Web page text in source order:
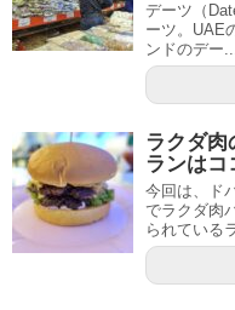
デーツ（
ーツ。UAE
ンドのデー
ラクダ肉
ランはコ
今回は、ド
でラクダ肉
られている